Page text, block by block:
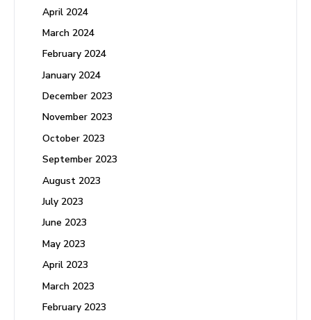
April 2024
March 2024
February 2024
January 2024
December 2023
November 2023
October 2023
September 2023
August 2023
July 2023
June 2023
May 2023
April 2023
March 2023
February 2023